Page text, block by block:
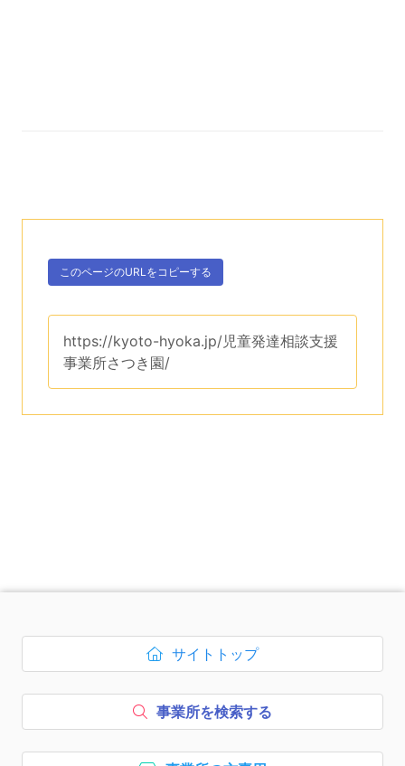
ボタン、
このページのURLをコピーする
。
このページのURLは、
https://kyoto-hyoka.jp/児童発達相談支援
事業所さつき園/
次のコンテンツはページのフ
ボタン1、
サイトトップ
を開く
ボタン2、
事業所を検索する